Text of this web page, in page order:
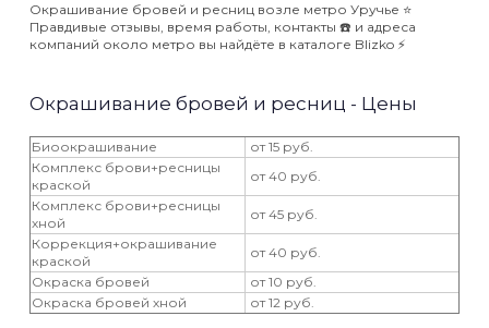
Окрашивание бровей и ресниц возле метро Уручье ⭐️
Правдивые отзывы, время работы, контакты ☎️ и адреса
компаний около метро вы найдёте в каталоге Blizko ⚡️
Окрашивание бровей и ресниц - Цены
Биоокрашивание
от 15 руб.
Комплекс брови+ресницы
краской
от 40 руб.
Комплекс брови+ресницы
хной
от 45 руб.
Коррекция+окрашивание
краской
от 40 руб.
Окраска бровей
от 10 руб.
Окраска бровей хной
от 12 руб.